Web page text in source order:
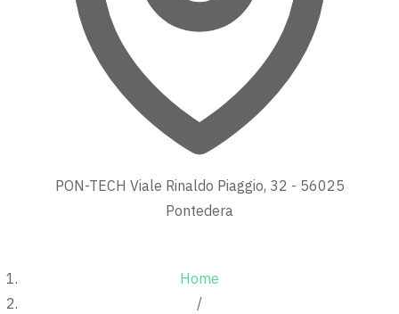
PON-TECH Viale Rinaldo Piaggio, 32 - 56025
Pontedera
Home
/